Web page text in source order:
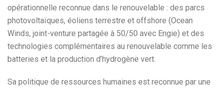
opérationnelle reconnue dans le renouvelable : des parcs
photovoltaïques, éoliens terrestre et offshore (Ocean
Winds, joint-venture partagée à 50/50 avec Engie) et des
technologies complémentaires au renouvelable comme les
batteries et la production d’hydrogène vert.
Sa politique de ressources humaines est reconnue par une